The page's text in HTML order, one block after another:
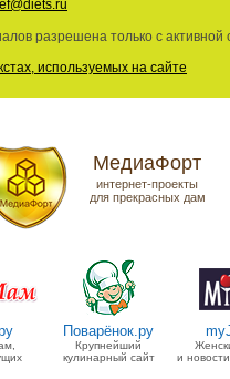
разрешена только с активной
используемых на сайте
МедиаФорт
интернет-проекты
для прекрасных дам
Поварёнок.ру
Крупнейший
кулинарный сайт
и